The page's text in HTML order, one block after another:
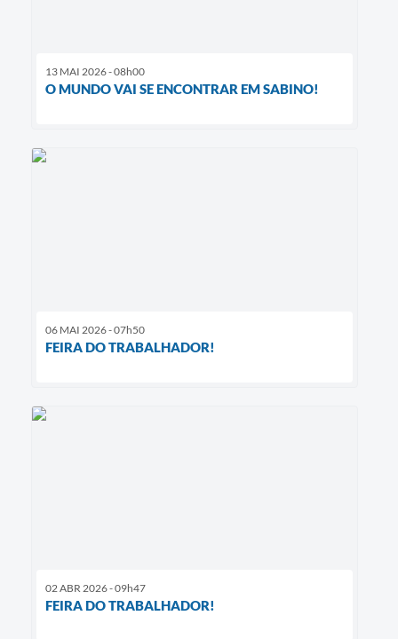
13 MAI 2026 - 08h00
O MUNDO VAI SE ENCONTRAR EM SABINO!
06 MAI 2026 - 07h50
FEIRA DO TRABALHADOR!
02 ABR 2026 - 09h47
FEIRA DO TRABALHADOR!